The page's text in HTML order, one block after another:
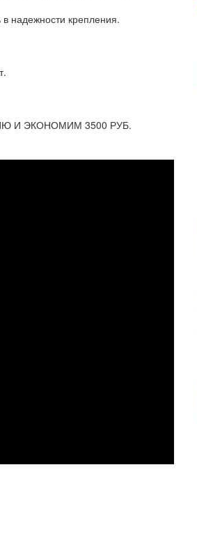
надежности крепления.
И ЭКОНОМИМ 3500 РУБ.